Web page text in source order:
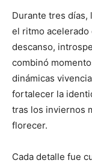
Durante tres días,
el ritmo acelerado
descanso,
combinó
dinámicas
fortalecer la
tras los inviernos
florecer.
Cada detalle fue